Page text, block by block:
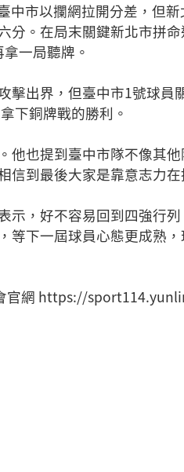
中市以攔網拉開分差，但
分。在局末關鍵新北市拼
一局聽牌。
擊出界，但臺中市1號球
下銅牌戰的勝利。
他也提到臺中市隊不像其
到最後大家是靠意志力在
示，好不容易回到四強行
等下一屆球員心態更成熟
官網 https://